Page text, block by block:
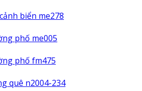
biển me278
phố me005
phố fm475
quê n2004-234